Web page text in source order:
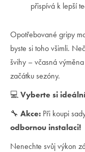
přispívá k lepší
Opotřebované gripy
byste si toho všimli.
švihy – včasná
začátku sezóny.
💻Vyberte si ideální
🔧 Akce: Při koupi
odbornou instalaci!
Nenechte svůj výkon